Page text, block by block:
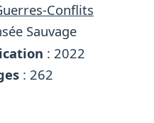
Conflits
Sauvage
: 2022
: 262